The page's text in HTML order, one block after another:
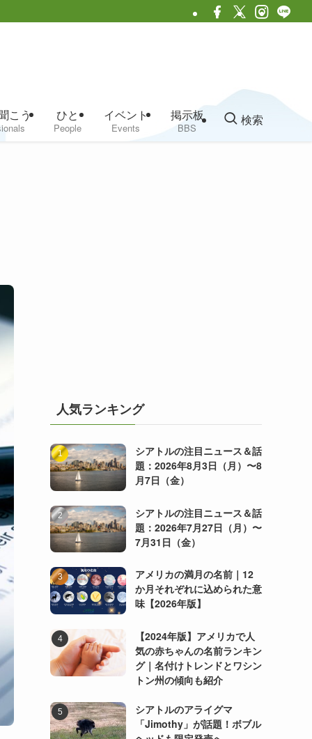
こう ひと
People
イベント
Events
掲示板
BBS
検索
人気ランキング
シアトルの注目ニュース＆話
題：2026年8月3日（月）〜8
月7日（金）
シアトルの注目ニュース＆話
題：2026年7月27日（月）〜
7月31日（金）
アメリカの満月の名前｜12
か月それぞれに込められた意
味【2026年版】
【2024年版】アメリカで人
気の赤ちゃんの名前ランキン
グ｜名付けトレンドとワシン
トン州の傾向も紹介
シアトルのアライグマ
「Jimothy」が話題！ボブル